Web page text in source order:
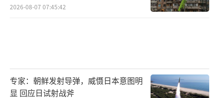
2026-08-07 07:45:42
专家：朝鲜发射导弹，威慑日本意图明
显 回应日试射战斧